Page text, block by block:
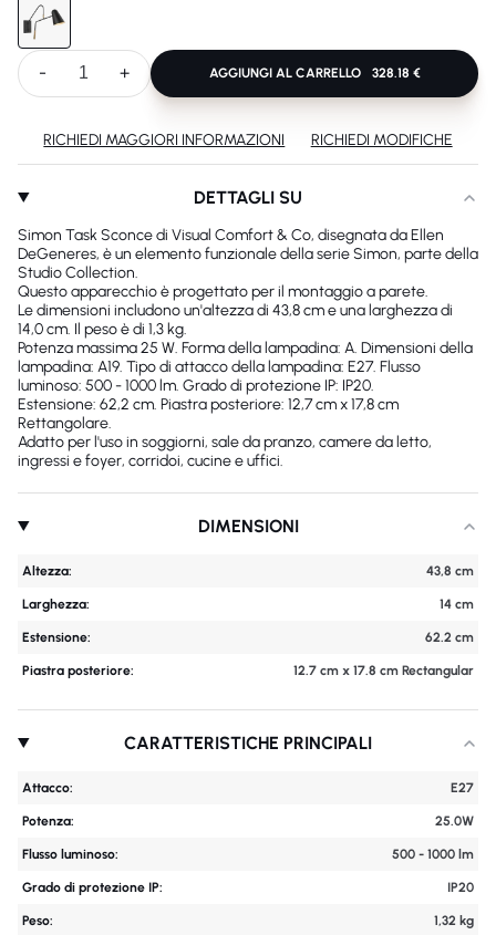
DETTAGLI SU
Simon Task Sconce di Visual Comfort & Co, disegnata da Ellen
DeGeneres, è un elemento funzionale della serie Simon, parte della
Studio Collection.
Questo apparecchio è progettato per il montaggio a parete.
Le dimensioni includono un'altezza di 43,8 cm e una larghezza di
14,0 cm. Il peso è di 1,3 kg.
Potenza massima 25 W. Forma della lampadina: A. Dimensioni della
lampadina: A19. Tipo di attacco della lampadina: E27. Flusso
luminoso: 500 - 1000 lm. Grado di protezione IP: IP20.
Estensione: 62,2 cm. Piastra posteriore: 12,7 cm x 17,8 cm
Rettangolare.
Adatto per l'uso in soggiorni, sale da pranzo, camere da letto,
ingressi e foyer, corridoi, cucine e uffici.
DIMENSIONI
Altezza: 43,8 cm
Larghezza: 14 cm
Estensione: 62.2 cm
Piastra posteriore: 12.7 cm x 17.8 cm Rectangular
CARATTERISTICHE PRINCIPALI
Attacco: E27
Potenza: 25.0W
Flusso luminoso: 500 - 1000 lm
Grado di protezione IP: IP20
Peso: 1,32 kg
- + AGGIUNGI AL CARRELLO 328.18 €
RICHIEDI MAGGIORI INFORMAZIONI RICHIEDI MODIFICHE